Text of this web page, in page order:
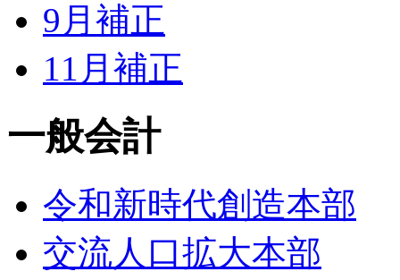
9月補正
11月補正
一般会計
令和新時代創造本部
交流人口拡大本部